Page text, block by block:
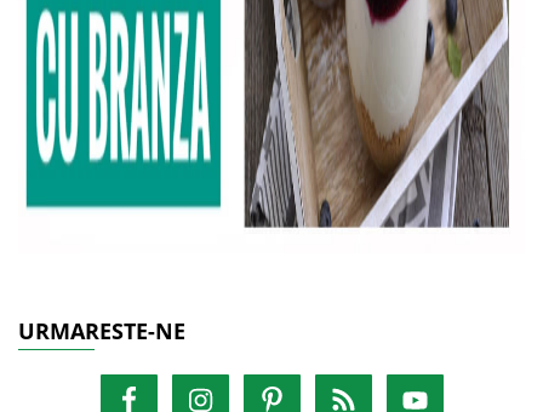
URMARESTE-NE